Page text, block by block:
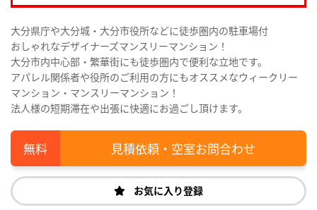
大分県庁や大分城・大分市役所などに徒歩圏内の駐車場付
おしゃれなデザイナーズマンスリーマンション！
大分市内中心部・繁華街にも徒歩圏内で便利な立地です。
アパレル関係者や役所のご利用の方にもオススメなウィークリー
マンション・マンスリーマンション！
法人様の短期滞在や出張に快適にお過ごし頂けます。
見積依頼・空室お問合わせ
お気に入り登録